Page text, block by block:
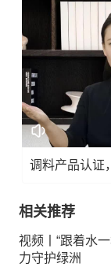
调料产品认证
相关推荐
视频丨“跟着水
力守护绿洲